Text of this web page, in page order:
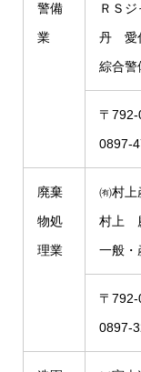
警備
業
ＲＳ
丹 愛
綜合警
〒
0897-
廃棄
物処
理業
㈲村上
村上
一般・
〒
0897-